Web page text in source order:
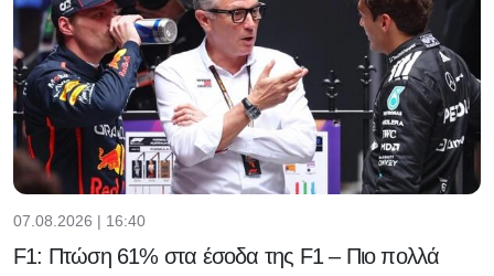
07.08.2026 | 16:40
F1: Πτώση 61% στα έσοδα της F1 – Πιο πολλά